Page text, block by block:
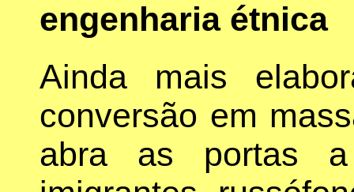
engenharia étnica
Ainda mais
conversão em
abra as portas